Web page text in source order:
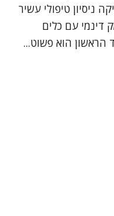
ניסיון טיפולי עשיר
דינמי עם כלים
הראשון הוא פשוט...